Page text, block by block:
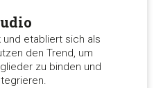
ablehnen
und etabliert sich als
den Trend, um
zu binden und